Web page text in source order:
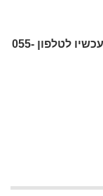
צרו עימנו קשר באמצעות האתר או חייגו עכשיו לטלפון 055-